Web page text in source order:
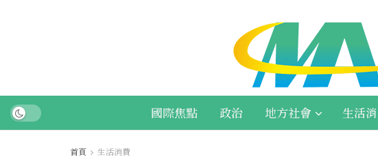
國際焦點 政治 地方社會 生活
首頁 生活消費